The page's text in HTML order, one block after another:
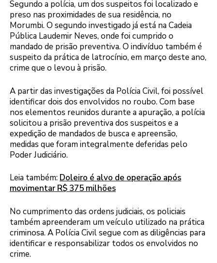
Segundo a polícia, um dos suspeitos foi localizado e
preso nas proximidades de sua residência, no
Morumbi. O segundo investigado já está na Cadeia
Pública Laudemir Neves, onde foi cumprido o
mandado de prisão preventiva. O indivíduo também é
suspeito da prática de latrocínio, em março deste ano,
crime que o levou à prisão.
A partir das investigações da Polícia Civil, foi possível
identificar dois dos envolvidos no roubo. Com base
nos elementos reunidos durante a apuração, a polícia
solicitou a prisão preventiva dos suspeitos e a
expedição de mandados de busca e apreensão,
medidas que foram integralmente deferidas pelo
Poder Judiciário.
Leia também: Doleiro é alvo de operação após
movimentar R$ 375 milhões
No cumprimento das ordens judiciais, os policiais
também apreenderam um veículo utilizado na prática
criminosa. A Polícia Civil segue com as diligências para
identificar e responsabilizar todos os envolvidos no
crime.